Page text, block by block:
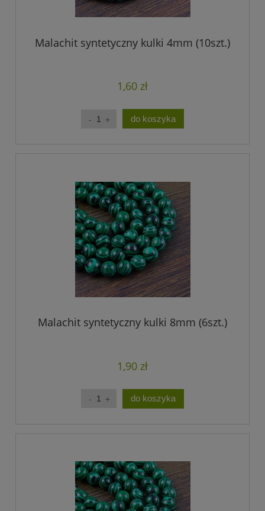
Malachit syntetyczny kulki 4mm (10szt.)
1,60 zł
do koszyka
Malachit syntetyczny kulki 8mm (6szt.)
1,90 zł
do koszyka